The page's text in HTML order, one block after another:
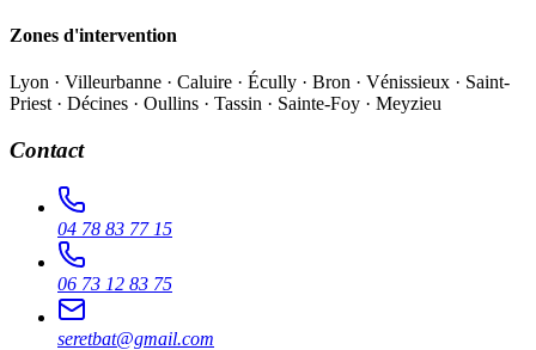
Zones d'intervention
Lyon · Villeurbanne · Caluire · Écully · Bron · Vénissieux · Saint-
Priest · Décines · Oullins · Tassin · Sainte-Foy · Meyzieu
Contact
04 78 83 77 15
06 73 12 83 75
seretbat@gmail.com